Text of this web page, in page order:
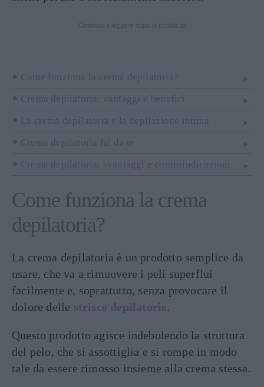
Come funziona la crema depilatoria?
Crema depilatoria: vantaggi e benefici
La crema depilatoria e la depilazione intima
Crema depilatoria fai da te
Crema depilatoria: svantaggi e controindicazioni
Come funziona la crema
depilatoria?
La crema depilatoria è un prodotto semplice da
usare, che va a rimuovere i peli superflui
facilmente e, soprattutto, senza provocare il
dolore delle strisce depilatorie.
Questo prodotto agisce indebolendo la struttura
del pelo, che si assottiglia e si rompe in modo
tale da essere rimosso insieme alla crema stessa.